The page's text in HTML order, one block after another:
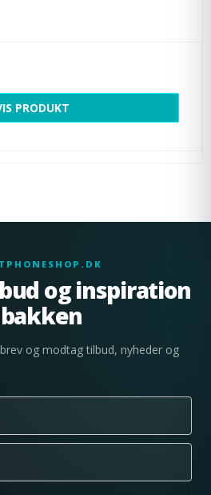
PRODUKT
og inspiration
og modtag tilbud, nyheder og